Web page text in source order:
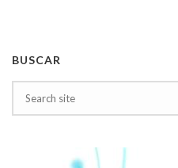
BUSCAR